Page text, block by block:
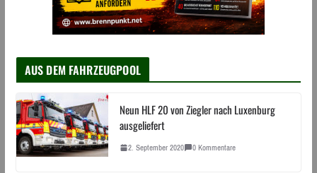
AUS DEM FAHRZEUGPOOL
Neun HLF 20 von Ziegler nach Luxenburg
ausgeliefert
2. September 2020 0 Kommentare